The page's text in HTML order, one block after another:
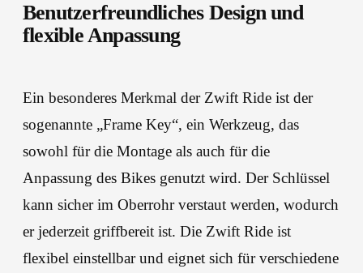
Benutzerfreundliches Design und
flexible Anpassung
Ein besonderes Merkmal der Zwift Ride ist der
sogenannte „Frame Key“, ein Werkzeug, das
sowohl für die Montage als auch für die
Anpassung des Bikes genutzt wird. Der Schlüssel
kann sicher im Oberrohr verstaut werden, wodurch
er jederzeit griffbereit ist. Die Zwift Ride ist
flexibel einstellbar und eignet sich für verschiedene